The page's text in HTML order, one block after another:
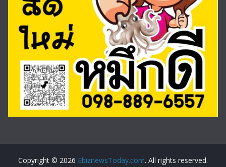
Copyright © 2026 EbiznewsToday.com. All rights reserved.